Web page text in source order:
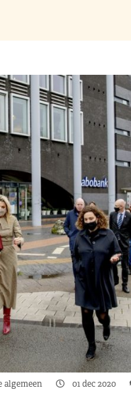
algemeen 01 dec 2020